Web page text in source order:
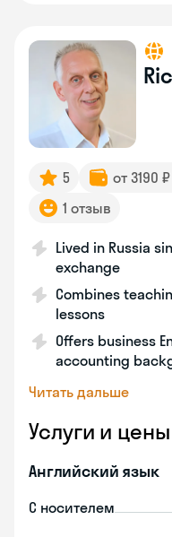
5 от 3190
1 отзыв
Lived in Russia
exchange
Combines
lessons
Offers business
accounting
Читать дальше
Услуги и цены
Английский язык
С носителем